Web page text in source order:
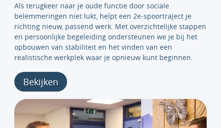
Als terugkeer naar je oude functie door sociale
belemmeringen niet lukt, helpt een 2e-spoortraject je
richting nieuw, passend werk. Met overzichtelijke stappen
en persoonlijke begeleiding ondersteunen we je bij het
opbouwen van stabiliteit en het vinden van een
realistische werkplek waar je opnieuw kunt beginnen.
Bekijken